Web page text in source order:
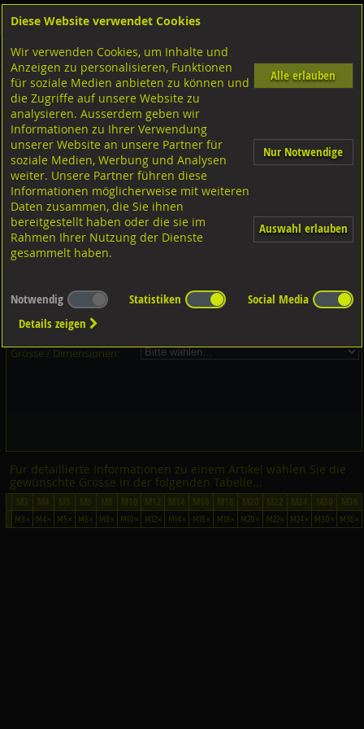
Shop Muttern Innengewinde Hutmutter niedrige Form
Hutmuttern niedrige Form, DIN917 6 verzinkt
Dieser Artikel ist in 15 Grössen erhältlich - Bitte wählen Sie...
Artikel-Nr.:
Verpackungs-Einheit:
Grösse / Dimensionen:
Für detaillierte Informationen zu einem Artikel wählen Sie die
gewünschte Grösse in der folgenden Tabelle...
M3× M4× M5× M6× M8× M10× M12× M14× M16× M18× M20× M22× M24× M30× M36×
Diese Website verwendet Cookies
Wir verwenden Cookies, um Inhalte und
Anzeigen zu personalisieren, Funktionen
für soziale Medien anbieten zu können und
die Zugriffe auf unsere Website zu
analysieren. Ausserdem geben wir
Informationen zu Ihrer Verwendung
unserer Website an unsere Partner für
soziale Medien, Werbung und Analysen
weiter. Unsere Partner führen diese
Informationen möglicherweise mit weiteren
Daten zusammen, die Sie ihnen
bereitgestellt haben oder die sie im
Rahmen Ihrer Nutzung der Dienste
gesammelt haben.
Alle erlauben
Nur Notwendige
Auswahl erlauben
Notwendig Statistiken
Social Media
Details zeigen